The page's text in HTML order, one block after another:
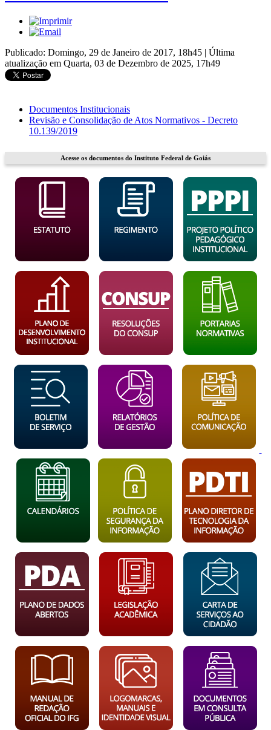
Publicado: Domingo, 29 de Janeiro de 2017, 18h45 | Última
atualização em Quarta, 03 de Dezembro de 2025, 17h49
Documentos Institucionais
Revisão e Consolidação de Atos Normativos - Decreto
10.139/2019
Acesse os documentos do Instituto Federal de Goiás